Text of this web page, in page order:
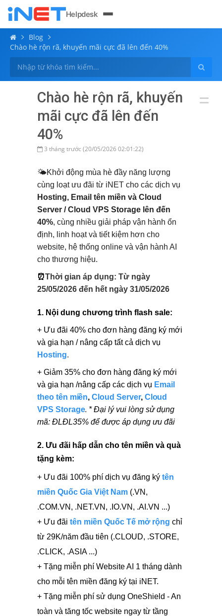
Helpdesk
Blog
Chào hè rộn rã, khuyến mãi cực đã lên đến 40%
Chào hè rộn rã, khuyến
mãi cực đã lên đến
40%
3 tháng trước (20/05/2026 02:01:22)
🌤️Khởi động mùa hè đầy năng lượng
cùng loạt ưu đãi từ iNET cho các dịch vụ
Hosting, Email tên miền và Cloud
Server / Cloud VPS Storage lên đến
40%, cùng nhiều giải pháp vận hành ổn
định, linh hoạt và tiết kiệm hơn cho
website, hệ thống online và vận hành AI
cho thương hiệu.
⏰Thời gian áp dụng: Từ ngày
25/05/2026 đến hết ngày 31/05/2026
1. Nội dung chương trình flash sale:
+ Ưu đãi 40% cho đơn hàng đăng ký mới
và gia hạn / nâng cấp tất cả dịch vụ
Hosting.
+ Giảm 35% cho đơn hàng đăng ký mới
và gia hạn /nâng cấp các dịch vụ Email
theo tên miền,Cloud Server, Cloud
VPS Storage. * Đại lý vui lòng sử dụng
mã: ĐLĐL35% để được áp dụng ưu đãi
2. Ưu đãi hấp dẫn cho tên miền và quà
tặng kèm:
+ Ưu đãi 100% phí dịch vụ đăng ký tên
miền Quốc Gia Việt Nam (.VN,
.COM.VN, .NET.VN, .IO.VN, .AI.VN ...)
+ Ưu đãi tên miền Quốc Tế mở rộng chỉ
từ 29K/năm đầu tiên (.CLOUD, .STORE,
.CLICK, .ASIA ...)
+ Tặng miễn phí Website AI 1 tháng dành
cho mỗi tên miền đăng ký tại iNET.
+ Tặng miễn phí sử dụng OneShield -An
toàn và tăng tốc website ngay từ tầng